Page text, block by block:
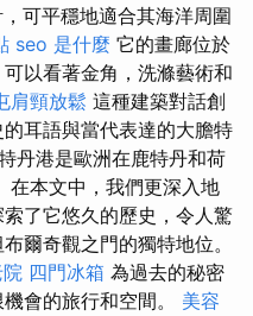
可平穩地適合其海洋周圍
seo 是什麼 它的畫廊位於
以看著金角，洗滌藝術和
肩頸放鬆 這種建築對話創
耳語與當代表達的大膽特
丹港是歐洲在鹿特丹和荷
在本文中，我們更深入地
了它悠久的歷史，令人驚
爾奇觀之門的獨特地位。
四門冰箱 為過去的秘密
會的旅行和空間。 美容